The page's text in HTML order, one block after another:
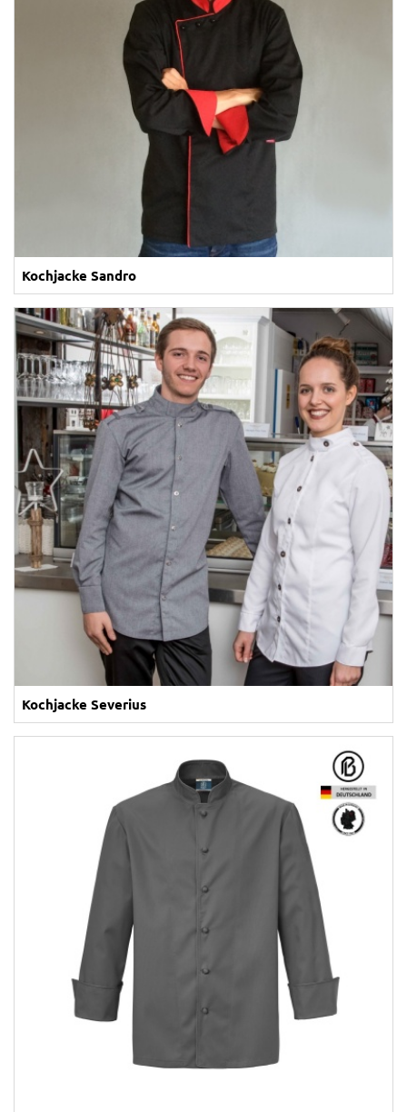
Kochjacke Sandro
Kochjacke Severius